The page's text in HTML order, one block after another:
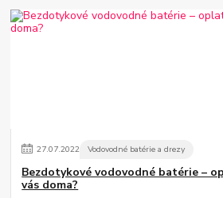
27.07.2022 Vodovodné batérie a drezy
Bezdotykové vodovodné batérie –
vás doma?